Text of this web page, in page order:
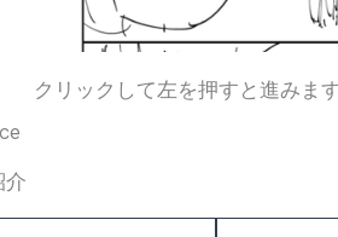
クリックして左を押すと進みます
介